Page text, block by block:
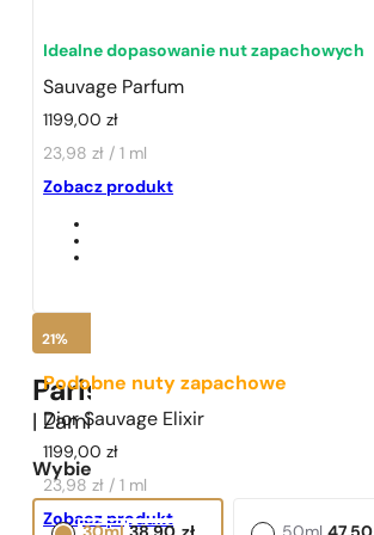
1 - 3 szt.
Idealne dopasowanie nut zapachowych
Sauvage Parfum
1199,00zł
23,98 zł / 1 ml
Zobacz produkt
Podobne nuty zapachowe
Dior Sauvage Elixir
1199,00zł
23,98 zł / 1 ml
Zobacz produkt
21%
Paris Perfumes N° 529 -
| ZamiennikDior Sauvage Parfum
Wybierz pojemność: